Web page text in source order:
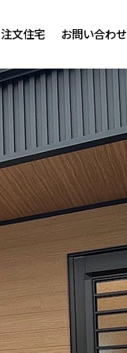
注文住宅 お問い合わせ